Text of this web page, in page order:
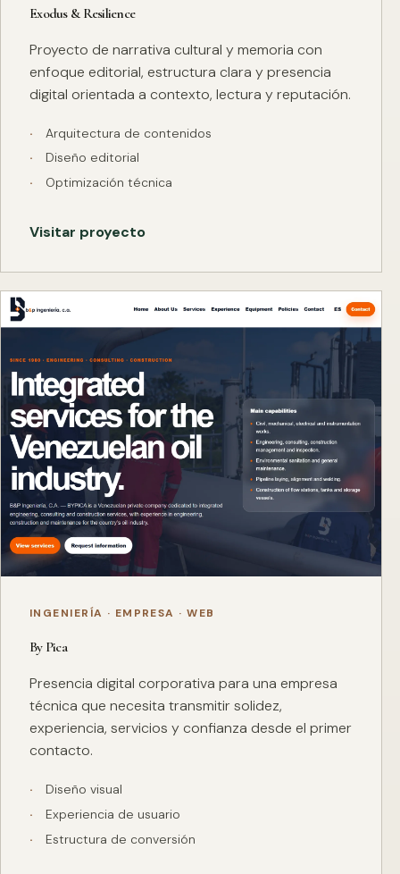
Exodus & Resilience
Proyecto de narrativa cultural y memoria con
enfoque editorial, estructura clara y presencia
digital orientada a contexto, lectura y reputación.
Arquitectura de contenidos
Diseño editorial
Optimización técnica
Visitar proyecto
INGENIERÍA · EMPRESA · WEB
By Pica
Presencia digital corporativa para una empresa
técnica que necesita transmitir solidez,
experiencia, servicios y confianza desde el primer
contacto.
Diseño visual
Experiencia de usuario
Estructura de conversión